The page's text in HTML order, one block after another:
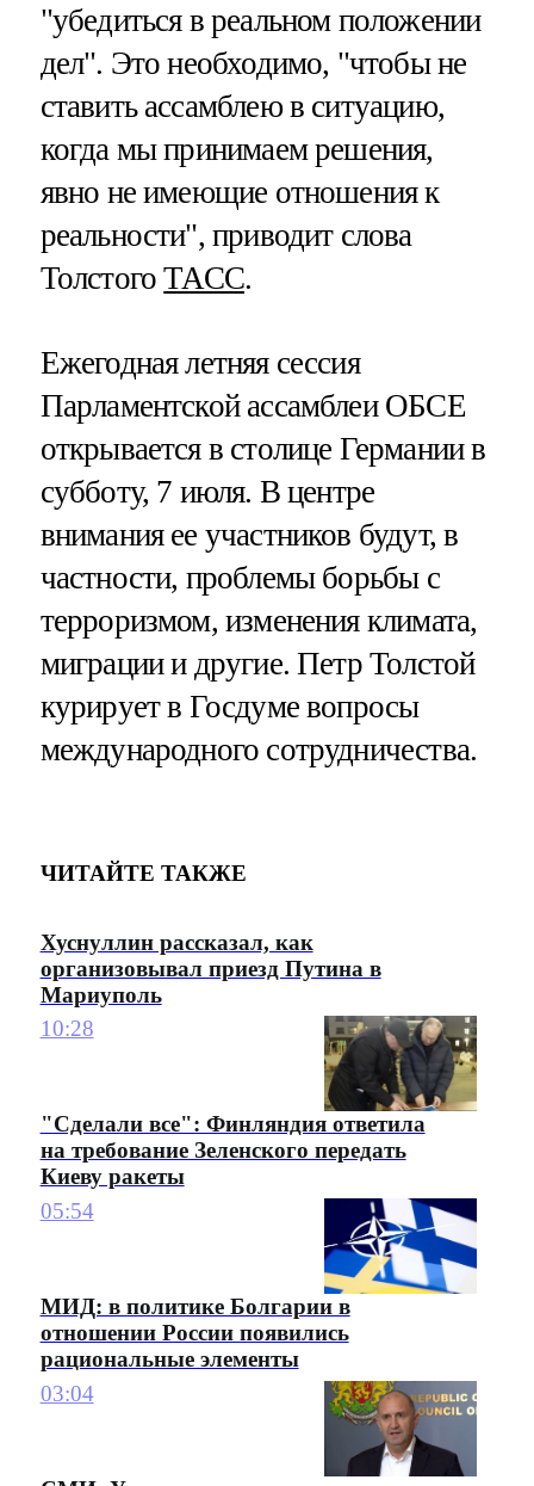
"убедиться в реальном положении
дел". Это необходимо, "чтобы не
ставить ассамблею в ситуацию,
когда мы принимаем решения,
явно не имеющие отношения к
реальности", приводит слова
ТолстогоТАСС.
Ежегодная летняя сессия
Парламентской ассамблеи ОБСЕ
открывается в столице Германии в
субботу, 7 июля. В центре
внимания ее участников будут, в
частности, проблемы борьбы с
терроризмом, изменения климата,
миграции и другие. Петр Толстой
курирует в Госдуме вопросы
международного сотрудничества.
ЧИТАЙТЕ ТАКЖЕ
Хуснуллин рассказал, как
организовывал приезд Путина в
Мариуполь
10:28
"Сделали все": Финляндия ответила
на требование Зеленского передать
Киеву ракеты
05:54
МИД: в политике Болгарии в
отношении России появились
рациональные элементы
03:04